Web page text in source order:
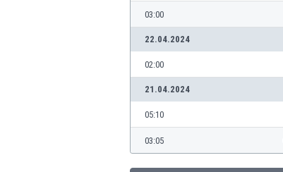
03:00
22.04.2024
02:00
21.04.2024
05:10
03:05